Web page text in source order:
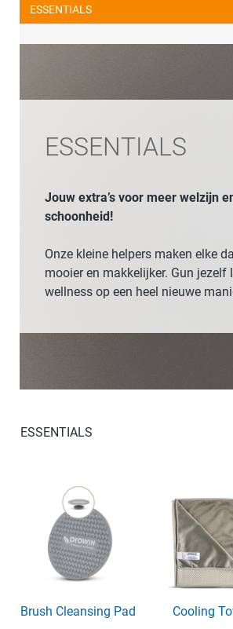
ESSENTIALS
ESSENTIALS
Jouw extra’s voor meer welzijn
schoonheid!
Onze kleine helpers maken elke
mooier en makkelijker. Gun jezelf
wellness op een heel nieuwe
ESSENTIALS
Brush Cleansing Pad Cooling